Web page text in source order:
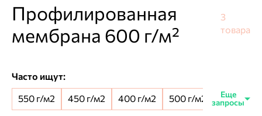
Профилированная
мембрана 600 г/м²
3
товара
Часто ищут:
550 г/м2
450 г/м2 400 г/м2 500 г/м2 8 мм шип